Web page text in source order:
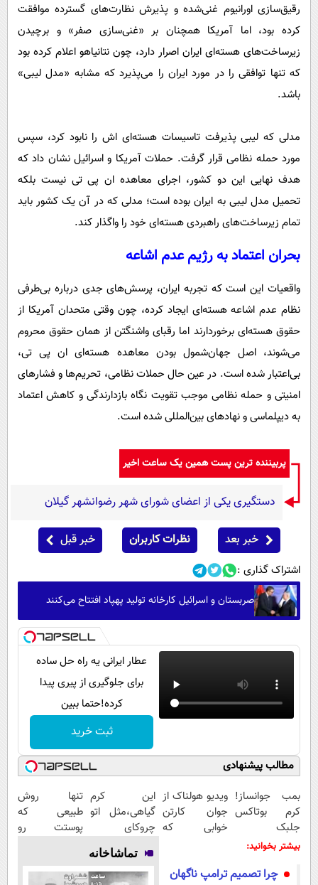
رقیق‌سازی اورانیوم غنی‌شده و پذیرش نظارت‌های گسترده موافقت
کرده بود، اما آمریکا همچنان بر «غنی‌سازی صفر» و برچیدن
زیرساخت‌های هسته‌ای ایران اصرار دارد، چون نتانیاهو اعلام کرده بود
که تنها توافقی را در مورد ایران را می‌پذیرد که مشابه «مدل لیبی»
باشد.
مدلی که لیبی پذیرفت تاسیسات هسته‌ای اش را نابود کرد، سپس
مورد حمله نظامی قرار گرفت. حملات آمریکا و اسرائیل نشان داد که
هدف نهایی این دو کشور، اجرای معاهده ان پی تی نیست بلکه
تحمیل مدل لیبی به ایران بوده است؛ مدلی که در آن یک کشور باید
تمام زیرساخت‌های راهبردی هسته‌ای خود را واگذار کند.
بحران اعتماد به رژیم عدم اشاعه
واقعیات این است که تجربه ایران، پرسش‌های جدی درباره بی‌طرفی
نظام عدم اشاعه هسته‌ای ایجاد کرده، چون وقتی متحدان آمریکا از
حقوق هسته‌ای برخوردارند اما رقبای واشنگتن از همان حقوق محروم
می‌شوند، اصل جهان‌شمول بودن معاهده هسته‌ای ان پی تی،
بی‌اعتبار شده است. در عین حال حملات نظامی، تحریم‌ها و فشارهای
امنیتی و حمله نظامی موجب تقویت نگاه بازدارندگی و کاهش اعتماد
به دیپلماسی و نهادهای بین‌المللی شده است.
پربیننده ترین پست همین یک ساعت اخیر
دستگیری یکی از اعضای شورای شهر رضوانشهر گیلان
خبر بعد نظرات کاربران خبر قبل
اشتراک گذاری :
صربستان و اسرائیل کارخانه تولید پهپاد افتتاح می‌کنند
عطار ایرانی یه راه حل ساده
برای جلوگیری از پیری پیدا
کرده!حتما ببین
ثبت خرید
مطالب پیشنهادی
بمب جوانساز!
کرم بوتاکس
جلبک
اسپیرولینا50%تخفیف
ویدیو هولناک از
جوان کارتن
خوابی که
این کرم
گیاهی،مثل اتو
چروکای
پوستتوصاف
میکنه!50%تخفیف
تنها روش
طبیعی که
پوستت رو
میکنه
بیشتر بخوانید:
چرا تصمیم ترامپ ناگهان
تماشاخانه